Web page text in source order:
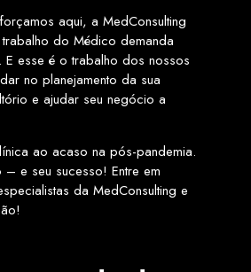
aqui, a MedConsulting
do Médico demanda
E esse é o trabalho dos nossos
no planejamento da sua
e ajudar seu negócio a
ao acaso na pós-pandemia.
– e seu sucesso! Entre em
da MedConsulting e